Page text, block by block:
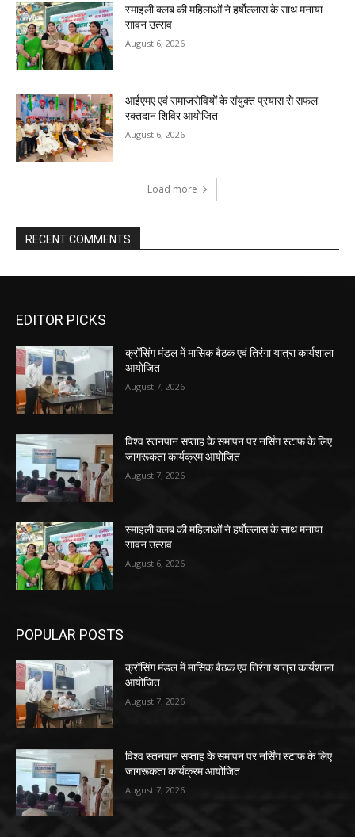
स्माइली क्लब की महिलाओं ने हर्षोल्लास के साथ मनाया
सावन उत्सव
August 6, 2026
आईएमए एवं समाजसेवियों के संयुक्त प्रयास से सफल
रक्तदान शिविर आयोजित
August 6, 2026
Load more
RECENT COMMENTS
EDITOR PICKS
क्रॉसिंग मंडल में मासिक बैठक एवं तिरंगा यात्रा कार्यशाला
आयोजित
August 7, 2026
विश्व स्तनपान सप्ताह के समापन पर नर्सिंग स्टाफ के लिए
जागरूकता कार्यक्रम आयोजित
August 7, 2026
स्माइली क्लब की महिलाओं ने हर्षोल्लास के साथ मनाया
सावन उत्सव
August 6, 2026
POPULAR POSTS
क्रॉसिंग मंडल में मासिक बैठक एवं तिरंगा यात्रा कार्यशाला
आयोजित
August 7, 2026
विश्व स्तनपान सप्ताह के समापन पर नर्सिंग स्टाफ के लिए
जागरूकता कार्यक्रम आयोजित
August 7, 2026